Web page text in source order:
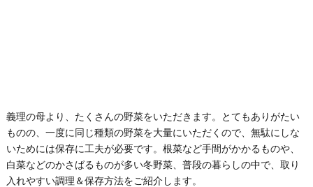
義理の母より、たくさんの野菜をいただきます。とてもありがたい
ものの、一度に同じ種類の野菜を大量にいただくので、無駄にしな
いためには保存に工夫が必要です。根菜など手間がかかるものや、
白菜などのかさばるものが多い冬野菜、普段の暮らしの中で、取り
入れやすい調理＆保存方法をご紹介します。